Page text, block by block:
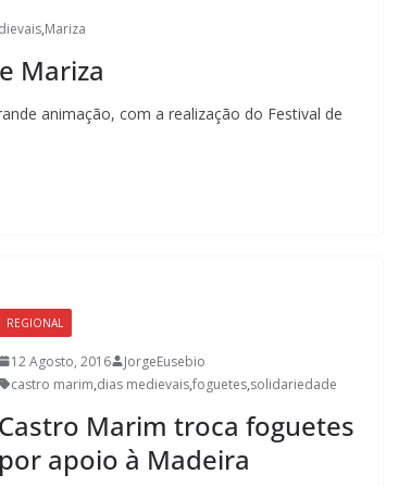
,Mariza
Mariza
animação, com a realização do Festival de
REGIONAL
12 Agosto, 2016
JorgeEusebio
castro marim,dias medievais,foguetes,solidariedade
Castro Marim troca foguetes
por apoio à Madeira